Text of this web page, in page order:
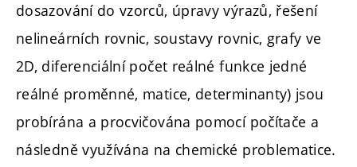
dosazování do vzorců, úpravy výrazů, řešení
nelineárních rovnic, soustavy rovnic, grafy ve
2D, diferenciální počet reálné funkce jedné
reálné proměnné, matice, determinanty) jsou
probírána a procvičována pomocí počítače a
následně využívána na chemické problematice.